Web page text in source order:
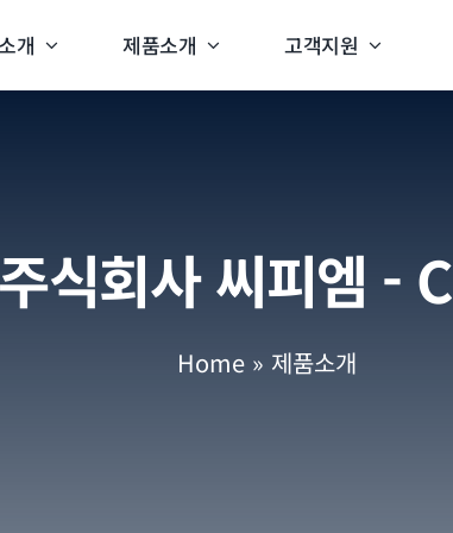
개 제품소개 고객지원
주식회사 씨피엠 -
Home» 제품소개